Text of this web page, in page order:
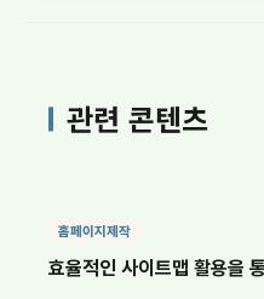
관련 콘텐츠
홈페이지제작
효율적인 사이트맵 활용을